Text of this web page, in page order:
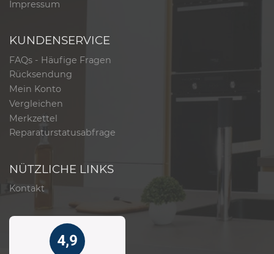
Impressum
KUNDENSERVICE
FAQs - Häufige Fragen
Rücksendung
Mein Konto
Vergleichen
Merkzettel
Reparaturstatusabfrage
NÜTZLICHE LINKS
Kontakt